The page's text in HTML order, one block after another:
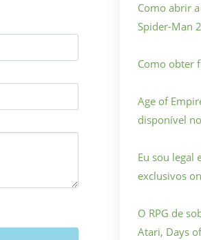
Como abrir
Spider-Man 2
Como obter
Age of
disponível
Eu sou legal
exclusivos
O RPG de
Atari, Days